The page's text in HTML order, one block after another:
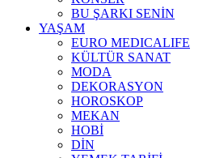
BU ŞARKI SENİN
YAŞAM
EURO MEDICALIFE
KÜLTÜR SANAT
MODA
DEKORASYON
HOROSKOP
MEKAN
HOBİ
DİN